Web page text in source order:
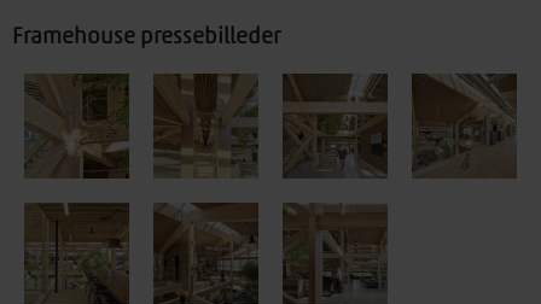
Framehouse pressebilleder